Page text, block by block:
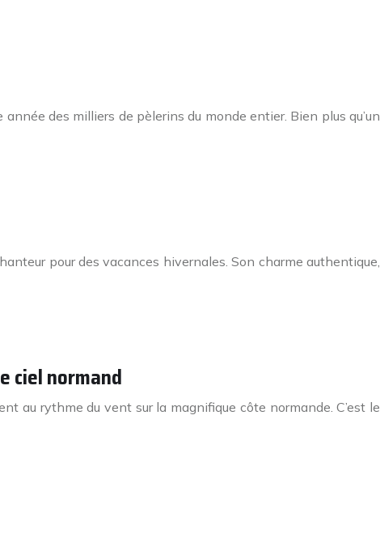
des milliers de pèlerins du monde entier. Bien plus qu’un
pour des vacances hivernales. Son charme authentique,
ciel normand
au rythme du vent sur la magnifique côte normande. C’est le